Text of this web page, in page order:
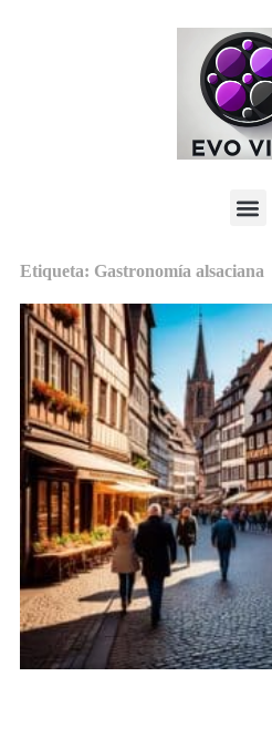
Etiqueta: Gastronomía alsaciana